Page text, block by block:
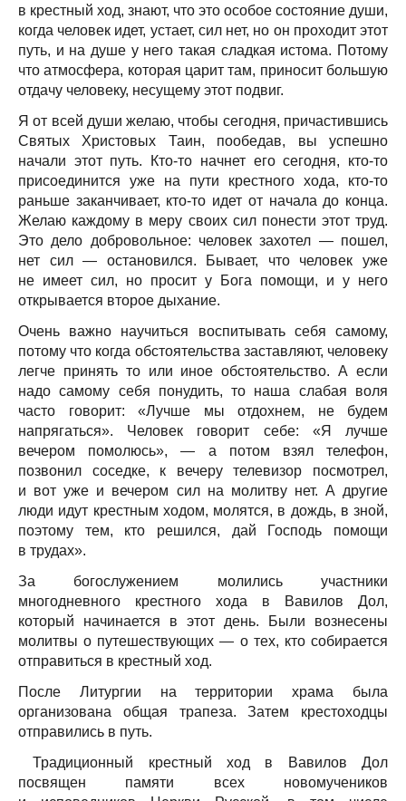
в крестный ход, знают, что это особое состояние души,
когда человек идет, устает, сил нет, но он проходит этот
путь, и на душе у него такая сладкая истома. Потому
что атмосфера, которая царит там, приносит большую
отдачу человеку, несущему этот подвиг.
Я от всей души желаю, чтобы сегодня, причастившись
Святых Христовых Таин, пообедав, вы успешно
начали этот путь. Кто-то начнет его сегодня, кто-то
присоединится уже на пути крестного хода, кто-то
раньше заканчивает, кто-то идет от начала до конца.
Желаю каждому в меру своих сил понести этот труд.
Это дело добровольное: человек захотел — пошел,
нет сил — остановился. Бывает, что человек уже
не имеет сил, но просит у Бога помощи, и у него
открывается второе дыхание.
Очень важно научиться воспитывать себя самому,
потому что когда обстоятельства заставляют, человеку
легче принять то или иное обстоятельство. А если
надо самому себя понудить, то наша слабая воля
часто говорит: «Лучше мы отдохнем, не будем
напрягаться». Человек говорит себе: «Я лучше
вечером помолюсь», — а потом взял телефон,
позвонил соседке, к вечеру телевизор посмотрел,
и вот уже и вечером сил на молитву нет. А другие
люди идут крестным ходом, молятся, в дождь, в зной,
поэтому тем, кто решился, дай Господь помощи
в трудах».
За богослужением молились участники
многодневного крестного хода в Вавилов Дол,
который начинается в этот день. Были вознесены
молитвы о путешествующих — о тех, кто собирается
отправиться в крестный ход.
После Литургии на территории храма была
организована общая трапеза. Затем крестоходцы
отправились в путь.
Традиционный крестный ход в Вавилов Дол
посвящен памяти всех новомучеников